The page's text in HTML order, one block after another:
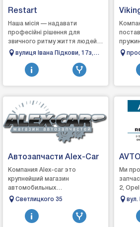
Restart
Наша місія — надавати
професійні рішення для
звичного ритму життя людей,
які цінують автокомфорт та
повну.Компанія Restart працює
вулиця Івана Підкови, 17з,
Рівне, Рівненська область
2004
всех
Автозапчасти Alex-Car
Компания Alex-car это
крупнейший магазин
автомобильных
запчастей.Здесь вы найдете
автомобилю.Высококлассные
специалисты помог...
Светлицкого 35
Ми
2,
вул.